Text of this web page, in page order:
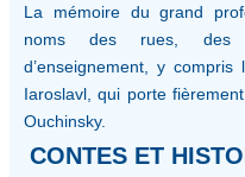
La mémoire du grand
noms des rues, des
d’enseignement, y compris
Iaroslavl, qui porte
Ouchinsky.
СONTES ET